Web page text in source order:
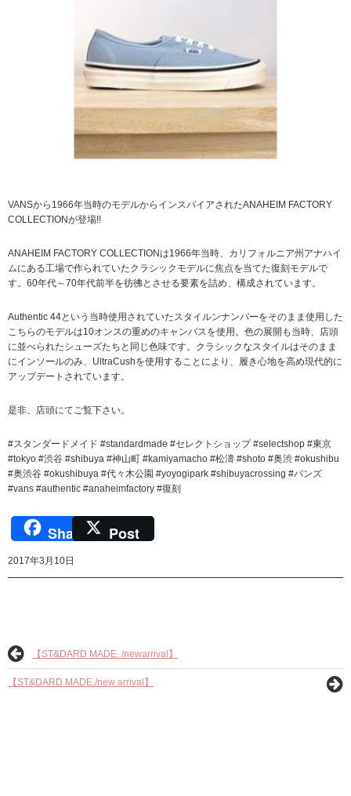
VANSから1966年当時のモデルからインスパイアされたANAHEIM FACTORY
COLLECTIONが登場!!
ANAHEIM FACTORY COLLECTIONは1966年当時、カリフォルニア州アナハイ
ムにある工場で作られていたクラシックモデルに焦点を当てた復刻モデルで
す。60年代～70年代前半を彷彿とさせる要素を詰め、構成されています。
Authentic 44という当時使用されていたスタイルンナンバーをそのまま使用した
こちらのモデルは10オンスの重めのキャンバスを使用。色の展開も当時、店頭
に並べられたシューズたちと同じ色味です。クラシックなスタイルはそのまま
にインソールのみ、UltraCushを使用することにより、履き心地を高め現代的に
アップデートされています。
是非、店頭にてご覧下さい。
#スタンダードメイド #standardmade #セレクトショップ #selectshop #東京
#tokyo #渋谷 #shibuya #神山町 #kamiyamacho #松濤 #shoto #奥渋 #okushibu
#奥渋谷 #okushibuya #代々木公園 #yoyogipark #shibuyacrossing #バンズ
#vans #authentic #anaheimfactory #復刻
Share Post
2017年3月10日
【ST&DARD MADE. /newarrival】
【ST&DARD MADE./new arrival】